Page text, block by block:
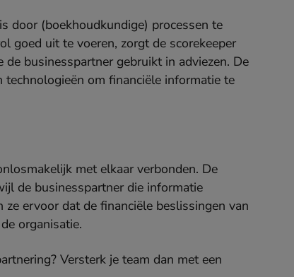
door (boekhoudkundige) processen te
goed uit te voeren, zorgt de scorekeeper
businesspartner gebruikt in adviezen. De
technologieën om financiële informatie te
met elkaar verbonden. De
de businesspartner die informatie
ervoor dat de financiële beslissingen van
organisatie.
Versterk je team dan met een